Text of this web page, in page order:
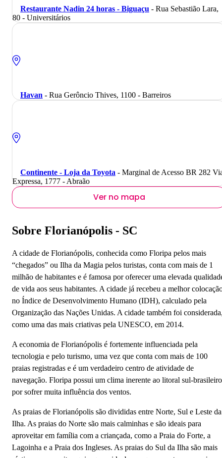
Restaurante Nadin 24 horas - Biguaçu - Rua Sebastião Lara,
80 - Universitários
Havan - Rua Gerôncio Thives, 1100 - Barreiros
Continente - Loja da Toyota - Marginal de Acesso BR 282
Expressa, 1777 - Abraão
Ver no mapa
Sobre Florianópolis - SC
A cidade de Florianópolis, conhecida como Floripa pelos mais
“chegados” ou Ilha da Magia pelos turistas, conta com mais de 1
milhão de habitantes e é famosa por oferecer uma elevada
de vida aos seus habitantes. A cidade já recebeu a melhor
no Índice de Desenvolvimento Humano (IDH), calculado pela
Organização das Nações Unidas. A cidade também foi
como uma das mais criativas pela UNESCO, em 2014.
A economia de Florianópolis é fortemente influenciada pela
tecnologia e pelo turismo, uma vez que conta com mais de 100
praias registradas e é um verdadeiro centro de atividade de
navegação. Floripa possui um clima inerente ao litoral sul-
por sofrer muita influência dos ventos.
As praias de Florianópolis são divididas entre Norte, Sul e Leste da
Ilha. As praias do Norte são mais calminhas e são ideais para
aproveitar em família com a criançada, como a Praia do Forte, a
Lagoinha e a Praia dos Ingleses. As praias do Sul da Ilha são mais